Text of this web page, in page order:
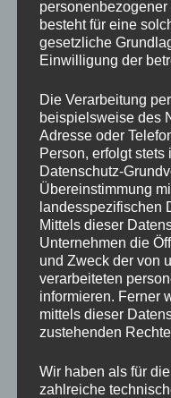
Auf Wunsch
Sollten
Teilebestimmung
vorbei oder
besteht für eine
gesetzliche
Einwilligung der
Die Verarbeitung
beispielsweise des
Adresse oder
Person, erfolgt
Datenschutz-
Übereinstimmung
landesspezifischen
Mittels dieser
Unternehmen die
und Zweck der von
verarbeiteten
informieren. Ferner
mittels dieser
zustehenden
Wir haben als für
zahlreiche